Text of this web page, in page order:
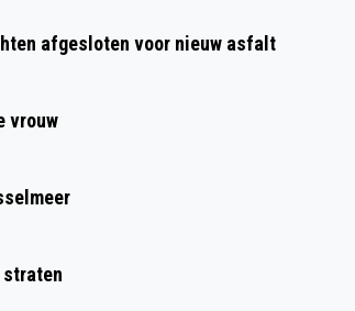
CONDITIE, MEER
afgesloten voor nieuw asfalt
vrouw
straten